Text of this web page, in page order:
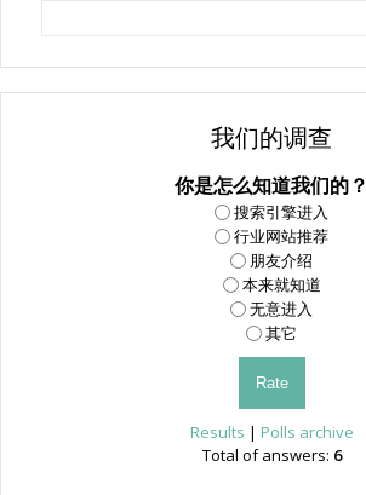
我们的调查
你是怎么知道我们的？
搜索引擎进入
行业网站推荐
朋友介绍
本来就知道
无意进入
其它
Results | Polls archive
Total of answers: 6